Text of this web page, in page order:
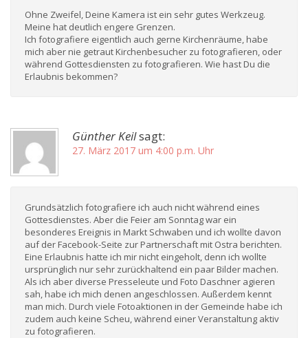
Ohne Zweifel, Deine Kamera ist ein sehr gutes Werkzeug.
Meine hat deutlich engere Grenzen.
Ich fotografiere eigentlich auch gerne Kirchenräume, habe
mich aber nie getraut Kirchenbesucher zu fotografieren, oder
während Gottesdiensten zu fotografieren. Wie hast Du die
Erlaubnis bekommen?
Günther Keilsagt:
27. März 2017 um 4:00 p.m. Uhr
Grundsätzlich fotografiere ich auch nicht während eines
Gottesdienstes. Aber die Feier am Sonntag war ein
besonderes Ereignis in Markt Schwaben und ich wollte davon
auf der Facebook-Seite zur Partnerschaft mit Ostra berichten.
Eine Erlaubnis hatte ich mir nicht eingeholt, denn ich wollte
ursprünglich nur sehr zurückhaltend ein paar Bilder machen.
Als ich aber diverse Presseleute und Foto Daschner agieren
sah, habe ich mich denen angeschlossen. Außerdem kennt
man mich. Durch viele Fotoaktionen in der Gemeinde habe ich
zudem auch keine Scheu, während einer Veranstaltung aktiv
zu fotografieren.